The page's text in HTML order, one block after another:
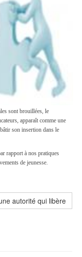
sont brouillées, le
apparaît comme une
son insertion dans le
rapport à nos pratiques
de jeunesse.
autorité qui libère